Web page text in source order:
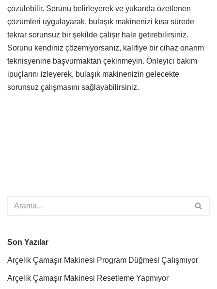
çözülebilir. Sorunu belirleyerek ve yukarıda özetlenen
çözümleri uygulayarak, bulaşık makinenizi kısa sürede
tekrar sorunsuz bir şekilde çalışır hale getirebilirsiniz.
Sorunu kendiniz çözemiyorsanız, kalifiye bir cihaz onarım
teknisyenine başvurmaktan çekinmeyin. Önleyici bakım
ipuçlarını izleyerek, bulaşık makinenizin gelecekte
sorunsuz çalışmasını sağlayabilirsiniz.
Son Yazılar
Arçelik Çamaşır Makinesi Program Düğmesi Çalışmıyor
Arçelik Çamaşır Makinesi Resetleme Yapmıyor